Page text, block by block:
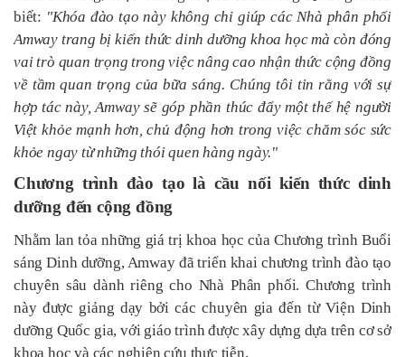
biết: "Khóa đào tạo này không chỉ giúp các Nhà phân phối
Amway trang bị kiến thức dinh dưỡng khoa học mà còn đóng
vai trò quan trọng trong việc nâng cao nhận thức cộng đồng
về tầm quan trọng của bữa sáng. Chúng tôi tin rằng với sự
hợp tác này, Amway sẽ góp phần thúc đẩy một thế hệ người
Việt khỏe mạnh hơn, chủ động hơn trong việc chăm sóc sức
khỏe ngay từ những thói quen hàng ngày."
Chương trình đào tạo là cầu nối kiến thức dinh
dưỡng đến cộng đồng
Nhằm lan tỏa những giá trị khoa học của Chương trình Buổi
sáng Dinh dưỡng, Amway đã triển khai chương trình đào tạo
chuyên sâu dành riêng cho Nhà Phân phối. Chương trình
này được giảng dạy bởi các chuyên gia đến từ Viện Dinh
dưỡng Quốc gia, với giáo trình được xây dựng dựa trên cơ sở
khoa học và các nghiên cứu thực tiễn.